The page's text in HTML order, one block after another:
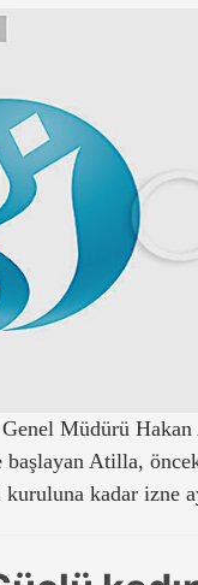
Müdürü
başlayan Atilla,
kadar izne